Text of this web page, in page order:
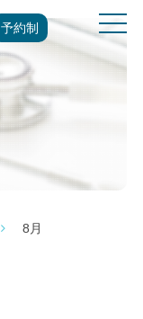
予約制
t
o
g
8月